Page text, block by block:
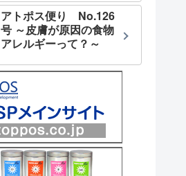
アトポス便り No.126
号 ～皮膚が原因の食物
アレルギーって？～